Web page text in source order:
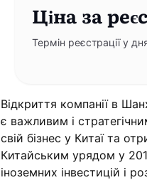
Ціна за
Термін реєстрації у
Відкриття компанії в
є важливим і
свій бізнес у Китаї та
Китайським урядом у
іноземних інвестицій і